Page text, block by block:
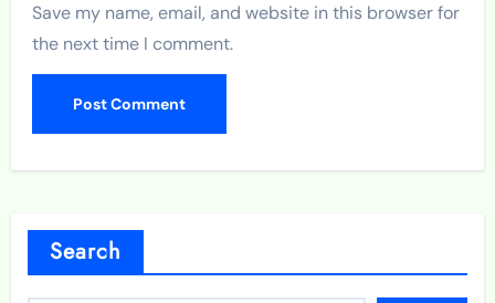
Save my name, email, and website in this browser for
the next time I comment.
Search